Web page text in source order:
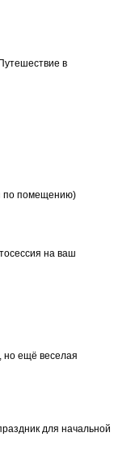
в
по помещению)
на ваш
ещё веселая
для начальной